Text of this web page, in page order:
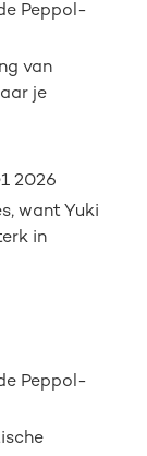
Peppol-
van
je
2026
want Yuki
in
Peppol-